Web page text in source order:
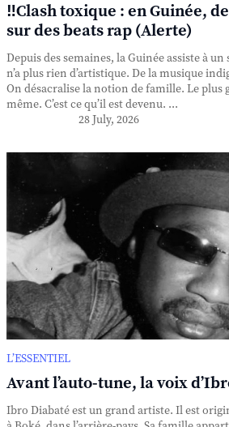
‼️Clash toxique : en Guinée,
sur des beats rap (Alerte)
Depuis des semaines, la Guinée assiste à un
n’a plus rien d’artistique. De la musique
On désacralise la notion de famille. Le plus
même. C’est ce qu’il est devenu. ...
28 July, 2026
L’ESSENTIEL
Avant l’auto-tune, la voix
Ibro Diabaté est un grand artiste. Il est